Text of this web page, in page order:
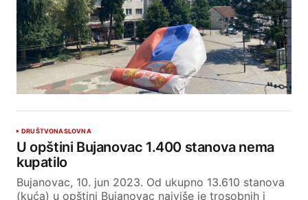
DRUŠTVONASLOVNA
U opštini Bujanovac 1.400 stanova nema
kupatilo
Bujanovac, 10. jun 2023. Od ukupno 13.610 stanova
(kuća) u opštini Bujanovac najviše je trosobnih i